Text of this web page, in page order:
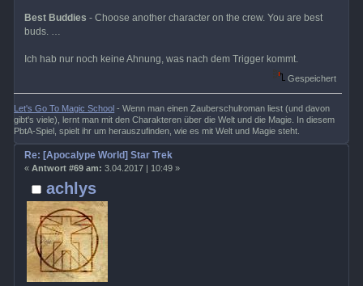
Best Buddies - Choose another character on the crew. You are best
buds. …
Ich hab nur noch keine Ahnung, was nach dem Trigger kommt.
Gespeichert
Let's Go To Magic School - Wenn man einen Zauberschulroman liest (und davon
gibt's viele), lernt man mit den Charakteren über die Welt und die Magie. In diesem
PbtA-Spiel, spielt ihr um herauszufinden, wie es mit Welt und Magie steht.
achlys
Re: [Apocalype World] Star Trek
« Antwort #69 am: 3.04.2017 | 10:49 »